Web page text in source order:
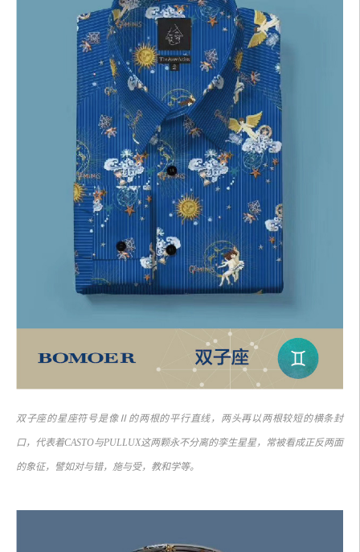
双子座的星座符号是像Ⅱ的两根的平行直线，两头再以两根较短的横条封
口，代表着CASTO与PULLUX这两颗永不分离的孪生星星，常被看成正反两面
的象征，譬如对与错，施与受，教和学等。